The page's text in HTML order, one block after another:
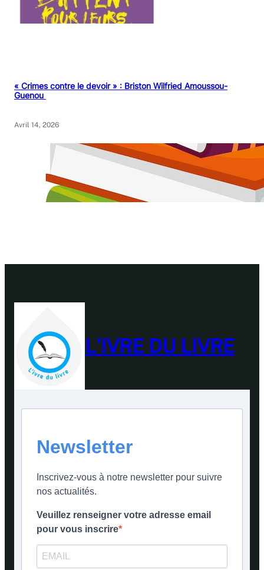
« Crimes contre le devoir » : Briston Wilfried Amoussou-
Guenou
Avril 14, 2026
L'IVRE DU LIVRE
Newsletter
Inscrivez-vous à notre newsletter pour suivre
nos actualités.
Veuillez renseigner votre adresse email
pour vous inscrire